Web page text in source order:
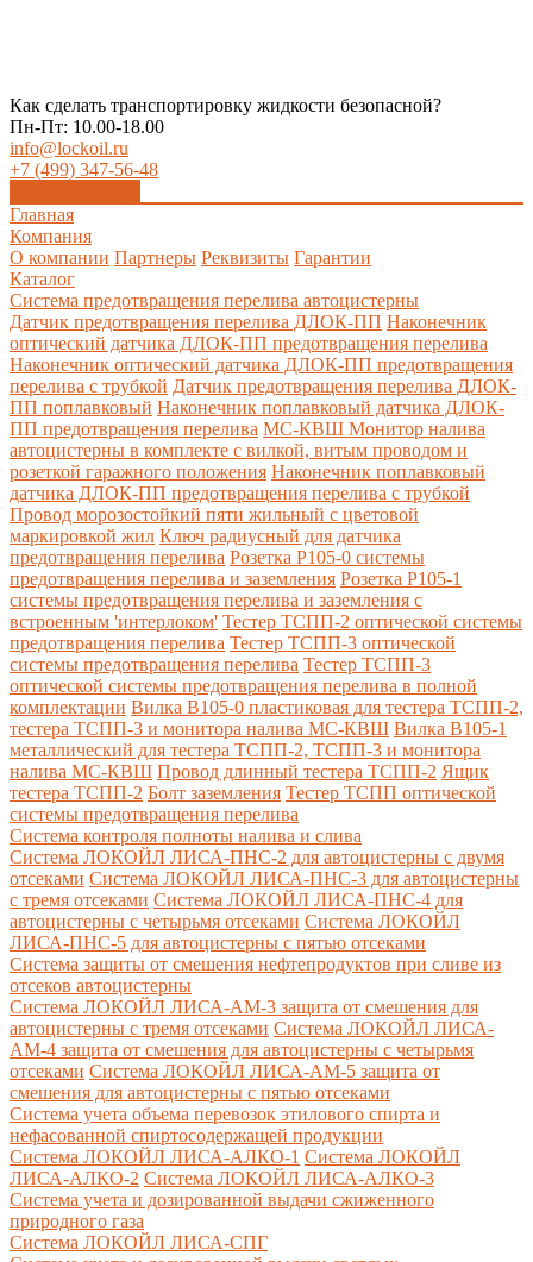
Как сделать транспортировку жидкости безопасной?
Пн-Пт: 10.00-18.00
info@lockoil.ru
+7 (499) 347-56-48
Главная
Компания
О компании Партнеры Реквизиты Гарантии
Каталог
Система предотвращения перелива автоцистерны
Датчик предотвращения перелива ДЛОК-ПП Наконечник
оптический датчика ДЛОК-ПП предотвращения перелива
Наконечник оптический датчика ДЛОК-ПП предотвращения
перелива с трубкой Датчик предотвращения перелива ДЛОК-
ПП поплавковый Наконечник поплавковый датчика ДЛОК-
ПП предотвращения перелива МС-КВШ Монитор налива
автоцистерны в комплекте с вилкой, витым проводом и
розеткой гаражного положения Наконечник поплавковый
датчика ДЛОК-ПП предотвращения перелива с трубкой
Провод морозостойкий пяти жильный с цветовой
маркировкой жил Ключ радиусный для датчика
предотвращения перелива Розетка Р105-0 системы
предотвращения перелива и заземления Розетка Р105-1
системы предотвращения перелива и заземления с
встроенным 'интерлоком' Тестер ТСПП-2 оптической системы
предотвращения перелива Тестер ТСПП-3 оптической
системы предотвращения перелива Тестер ТСПП-3
оптической системы предотвращения перелива в полной
комплектации Вилка В105-0 пластиковая для тестера ТСПП-2,
тестера ТСПП-3 и монитора налива МС-КВШ Вилка В105-1
металлический для тестера ТСПП-2, ТСПП-3 и монитора
налива МС-КВШ Провод длинный тестера ТСПП-2 Ящик
тестера ТСПП-2 Болт заземления Тестер ТСПП оптической
системы предотвращения перелива
Cистема контроля полноты налива и слива
Система ЛОКОЙЛ ЛИСА-ПНС-2 для автоцистерны с двумя
отсеками Система ЛОКОЙЛ ЛИСА-ПНС-3 для автоцистерны
с тремя отсеками Система ЛОКОЙЛ ЛИСА-ПНС-4 для
автоцистерны с четырьмя отсеками Система ЛОКОЙЛ
ЛИСА-ПНС-5 для автоцистерны с пятью отсеками
Система защиты от смешения нефтепродуктов при сливе из
отсеков автоцистерны
Система ЛОКОЙЛ ЛИСА-AM-3 защита от смешения для
автоцистерны с тремя отсеками Система ЛОКОЙЛ ЛИСА-
AM-4 защита от смешения для автоцистерны с четырьмя
отсеками Система ЛОКОЙЛ ЛИСА-AM-5 защита от
смешения для автоцистерны с пятью отсеками
Система учета объема перевозок этилового спирта и
нефасованной спиртосодержащей продукции
Система ЛОКОЙЛ ЛИСА-AЛКО-1 Система ЛОКОЙЛ
ЛИСА-АЛКО-2 Система ЛОКОЙЛ ЛИСА-АЛКО-3
Система учета и дозированной выдачи сжиженного
природного газа
Система ЛОКОЙЛ ЛИСА-СПГ